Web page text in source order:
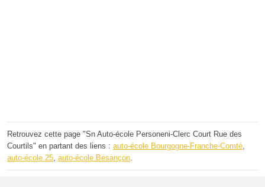
Retrouvez cette page "Sn Auto-école Personeni-Clerc Court Rue des
Courtils" en partant des liens : auto-école Bourgogne-Franche-Comté
auto-école 25 auto-école Besançon